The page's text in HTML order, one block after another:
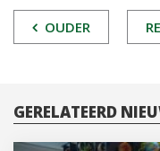
POST
OUDER
GERELATEERD